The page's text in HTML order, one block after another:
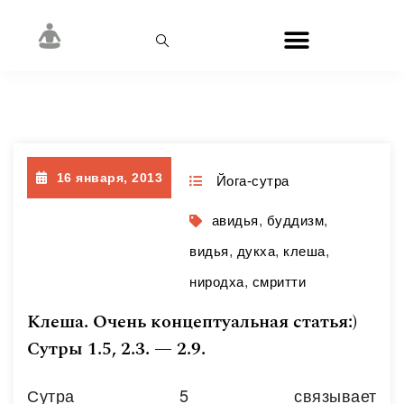
16 января, 2013 Йога-сутра
авидья, буддизм,
видья, дукха, клеша,
ниродха, смритти
Клеша. Очень концептуальная статья:)
Сутры 1.5, 2.3. — 2.9.
Сутра 5 связывает